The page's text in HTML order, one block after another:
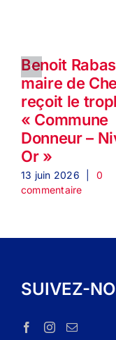
Benoit
maire de
reçoit le
« Commune
Donneur –
Or »
13 juin 2026
0
commentaire
SUIVEZ-